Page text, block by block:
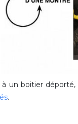
un boitier
.